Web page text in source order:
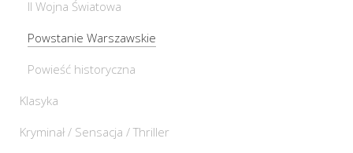
II Wojna Światowa
Powstanie Warszawskie
Powieść historyczna
Klasyka
Kryminał / Sensacja / Thriller